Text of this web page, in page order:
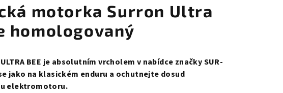
motorka Surron Ultra
homologovaný
BEE je absolutním vrcholem v nabídce značky SUR-
jako na klasickém enduru a ochutnejte dosud
elektromotoru.